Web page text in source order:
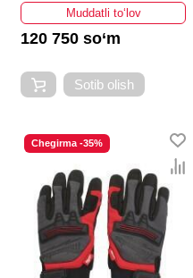
Muddatli to‘lov
120 750 so‘m
Sotib olish
Chegirma -35%